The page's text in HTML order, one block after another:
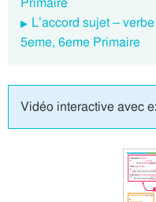
L’accord sujet –
5eme, 6eme Primaire
Vidéo interactive avec